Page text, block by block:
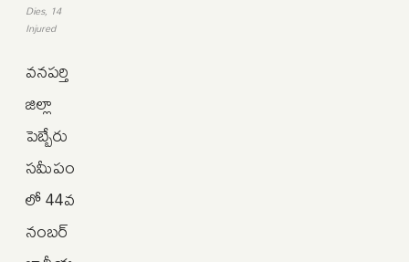
Dies, 14
Injured
వనపర్తి
జిల్లా
పెబ్బేరు
సమీపం
లో 44వ
నంబర్